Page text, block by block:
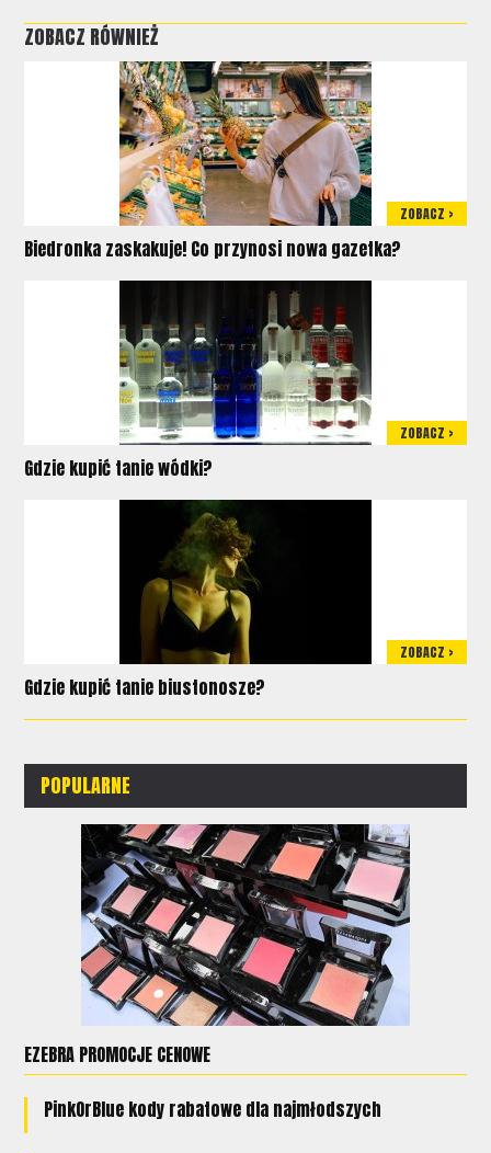
ZOBACZ RÓWNIEŻ
ZOBACZ >
Biedronka zaskakuje! Co przynosi nowa gazetka?
ZOBACZ >
Gdzie kupić tanie wódki?
ZOBACZ >
Gdzie kupić tanie biustonosze?
POPULARNE
EZEBRA PROMOCJE CENOWE
PinkOrBlue kody rabatowe dla najmłodszych